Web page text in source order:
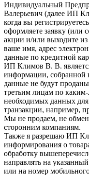
Индивидуальный
Валерьевич (далее ИП
когда вы
оформляете заявку (или
акции и/или выходите
ваше имя, адрес
данные по кредитной
ИП Климов В. В.
информации, собранной
данные не будут
третьим лицам по
необходимых данных
транзакции, например,
Мы не продаем, не
сторонним компаниям.
Также я разрешаю ИП
информирования о
обработку
направлять на
или на номер